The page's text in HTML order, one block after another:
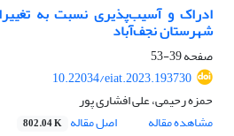
ادراک و آسیب‌‌پذیری نسبت به
شهرستان نجف‌‌آباد
صفحه39-53
10.22034/eiat.2023.193730
حمزه رحیمی، علی افشاری پور
مشاهده مقاله
اصل مقاله 802.04 K